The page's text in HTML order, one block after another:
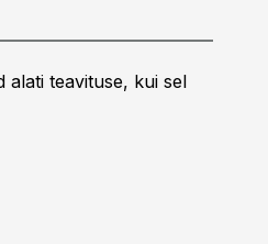
alati teavituse, kui sel